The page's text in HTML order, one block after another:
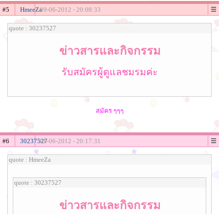
#5 HmeeZa09-06-2012 - 20:08:33
quote : 30237527
ข่าวสารและกิจกรรม
รับสมัครผู้ดูแลชมรมค่ะ
สมัคร ๆๆๆ
#6 3023752709-06-2012 - 20:17:31
quote : HmeeZa
quote : 30237527
ข่าวสารและกิจกรรม